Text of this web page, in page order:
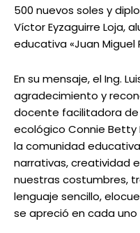
500 nuevos soles y
Víctor Eyzaguirre Loja,
educativa «Juan Miguel
En su mensaje, el Ing.
agradecimiento y
docente facilitadora
ecológico Connie Betty
la comunidad
narrativas, creatividad
nuestras costumbres,
lenguaje sencillo,
se apreció en cada